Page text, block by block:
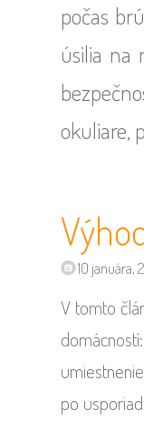
počas
úsilia na
okuliare,
10 januára,
V tomto
po